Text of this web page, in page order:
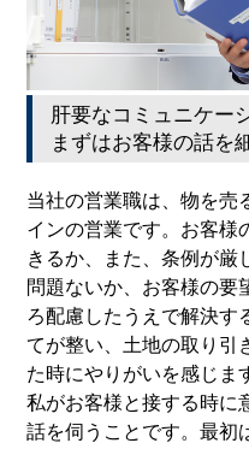
肝要なコミュニケー
まずはお客様の話を
当社の営業職は、物を売
インの営業です。お客様
きるか、また、条例が厳
問題ないか、お客様の要
ろ配慮したうえで解決す
てが整い、土地の取り引
た時にやりがいを感じま
私がお客様と接する時に
話を伺うことです。最初